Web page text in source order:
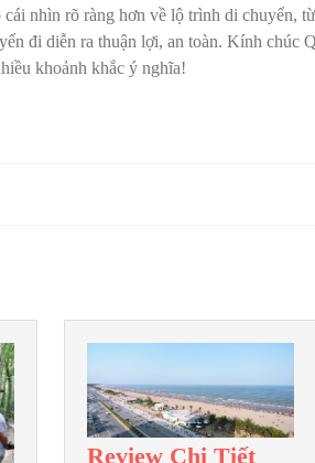
nhìn rõ ràng hơn về lộ trình di chuyển,
đi diễn ra thuận lợi, an toàn. Kính chúc
khoảnh khắc ý nghĩa!
Review Chi Tiết